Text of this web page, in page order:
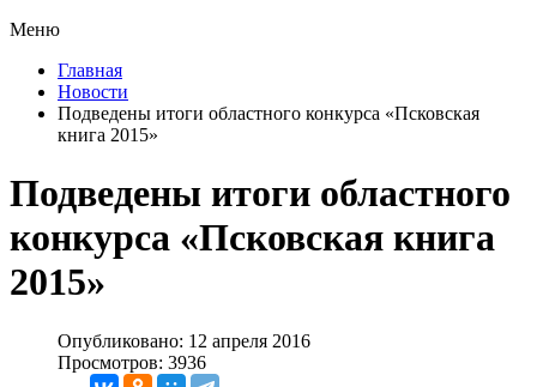
Меню
Главная
Новости
Подведены итоги областного конкурса «Псковская
книга 2015»
Подведены итоги областного
конкурса «Псковская книга
2015»
Опубликовано: 12 апреля 2016
Просмотров: 3936